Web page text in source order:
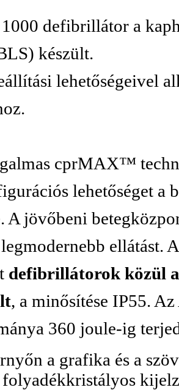
defibrillátor a
készült.
lehetőségeivel
cprMAX™
lehetőséget a
A jövőbeni
ellátást.
defibrillátorok közül
, a minősítése IP55.
360 joule-ig
a grafika és a
folyadékkristályos